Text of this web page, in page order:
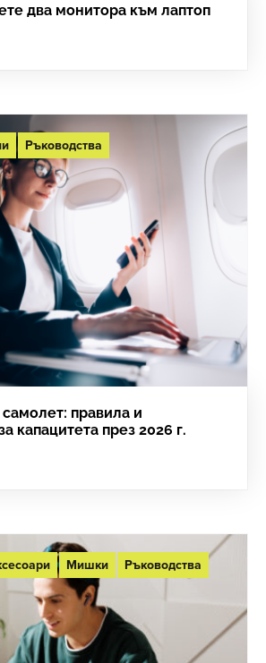
два монитора към лаптоп
Ръководства
правила и
капацитета през 2026 г.
Мишки Ръководства